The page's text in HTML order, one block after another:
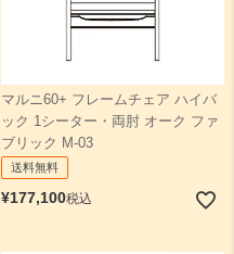
マルニ60+ フレームチェア ハイバ
ック 1シーター・両肘 オーク ファ
ブリック M-03
送料無料
¥177,100税込